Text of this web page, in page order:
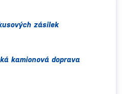
zásilek
kamionová doprava